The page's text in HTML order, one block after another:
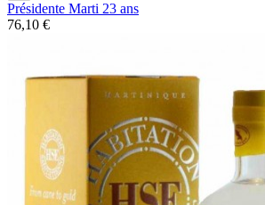
Présidente Marti 23 ans
76,10 €